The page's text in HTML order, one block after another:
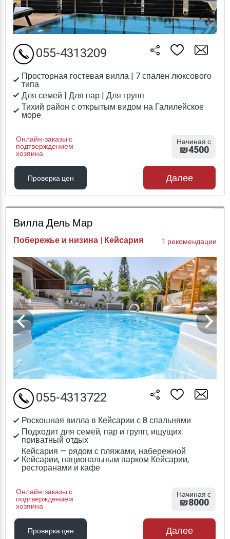
Просторная гостевая вилла | 7 спален люксового
типа
Для семей | Для пар | Для групп
Тихий район с открытым видом на Галилейское
море
Онлайн-заказы с
подтверждением
хозяина
055-4313209
Начиная с
₪4500
Проверка цен
Проверка цен
Далее
Вилла Дель Мар
Побережье и низина | Кейсария 1 рекомендации
Роскошная вилла в Кейсарии с 8 спальнями
Подходит для семей, пар и групп, ищущих
приватный отдых
Кейсария — рядом с пляжами, набережной
Кейсарии, национальным парком Кейсарии,
ресторанами и кафе
Онлайн-заказы с
подтверждением
хозяина
055-4313722
Начиная с
₪8000
Проверка цен Далее